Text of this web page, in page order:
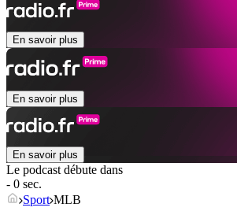
En savoir plus
En savoir plus
En savoir plus
Le podcast débute dans
- 0 sec.
Sport MLB